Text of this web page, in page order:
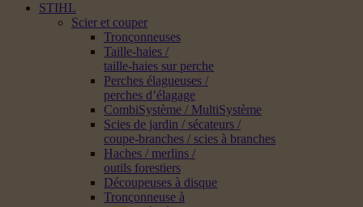
STIHL
Scier et couper
Tronçonneuses
Taille-haies /
taille-haies sur perche
Perches élagueuses /
perches d’élagage
CombiSystème / MultiSystème
Scies de jardin / sécateurs /
coupe-branches / scies à branches
Haches / merlins /
outils forestiers
Découpeuses à disque
Tronçonneuse à